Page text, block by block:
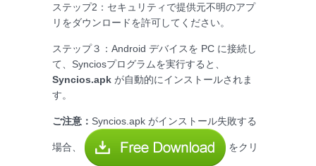
ステップ2：セキュリティで提供元不明のアプ
リをダウンロードを許可してください。
ステップ３：Android デバイスを PC に接続し
て、Synciosプログラムを実行すると、
Syncios.apk が自動的にインストールされま
す。
ご注意： Syncios.apk がインストール失敗する
場合、 をクリ